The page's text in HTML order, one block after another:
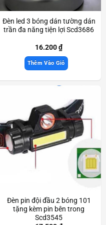
Đèn led 3 bóng dán tường dán
trần đa năng tiện lợi Scd3686
16.200₫
Thêm Vào Giỏ
Đèn pin đội đầu 2 bóng 101
tặng kèm pin bên trong
Scd3545